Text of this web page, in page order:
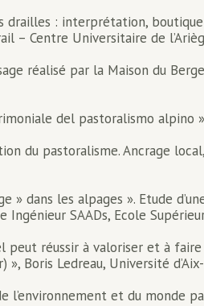
drailles : interprétation,
– Centre Universitaire de
réalisé par la Maison du
del pastoralismo alpino
du pastoralisme. Ancrage
» dans les alpages ». Etude
SAADs, Ecole
peut réussir à valoriser et à
Boris Ledreau, Université
l’environnement et du monde